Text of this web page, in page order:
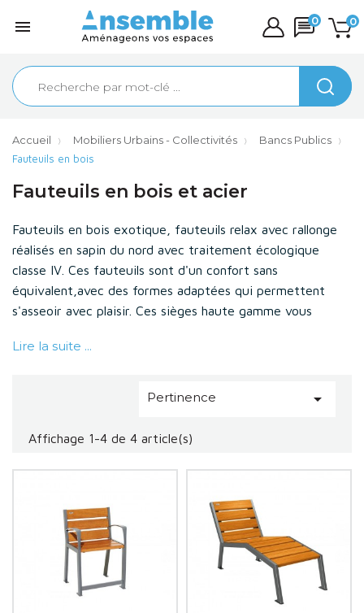
 0
0
Accueil Mobiliers Urbains - Collectivités
Bancs Publics
Fauteuils en bois
Fauteuils en bois et acier
Fauteuils en bois exotique, fauteuils relax avec rallonge
réalisés en sapin du nord avec traitement écologique
classe IV. Ces fauteuils sont d'un confort sans
équivalent,avec des formes adaptées qui permettent
s'asseoir avec plaisir. Ces sièges haute gamme vous
Lire la suite ...
Pertinence 
Affichage 1-4 de 4 article(s)